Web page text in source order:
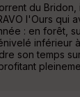
du
l'Ours qui
: en forêt,
inférieur
son temps